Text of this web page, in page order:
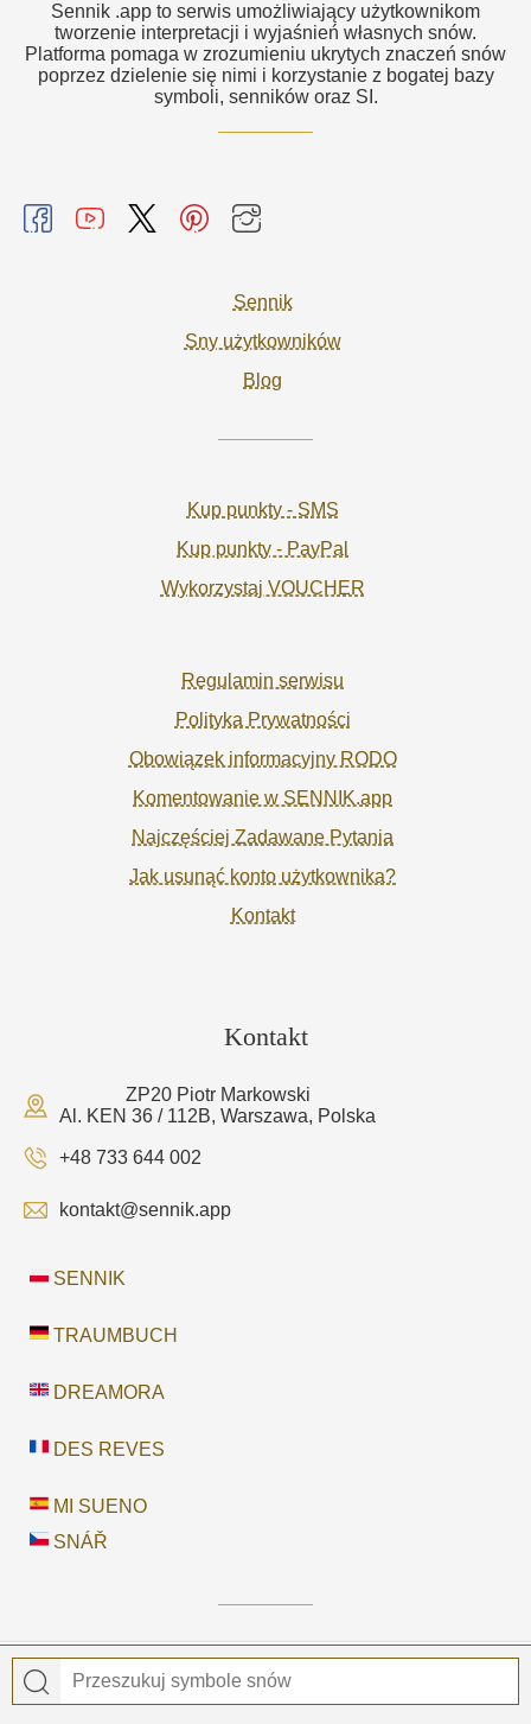
Sennik .app to serwis umożliwiający użytkownikom
tworzenie interpretacji i wyjaśnień własnych snów.
Platforma pomaga w zrozumieniu ukrytych znaczeń snów
poprzez dzielenie się nimi i korzystanie z bogatej bazy
symboli, senników oraz SI.
Sennik
Sny użytkowników
Blog
Kup punkty - SMS
Kup punkty - PayPal
Wykorzystaj VOUCHER
Regulamin serwisu
Polityka Prywatności
Obowiązek informacyjny RODO
Komentowanie w SENNIK.app
Najczęściej Zadawane Pytania
Jak usunąć konto użytkownika?
Kontakt
Kontakt
ZP20 Piotr Markowski
Al. KEN 36 / 112B, Warszawa, Polska
+48 733 644 002
kontakt@sennik.app
SENNIK
TRAUMBUCH
DREAMORA
DES REVES
MI SUENO
SNÁŘ
© 2026
Sennik